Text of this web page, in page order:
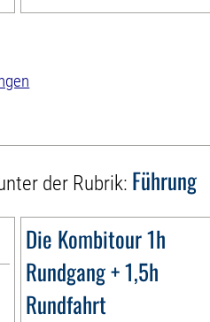
der Rubrik: Führung
Die Kombitour 1h
Rundgang + 1,5h
Rundfahrt